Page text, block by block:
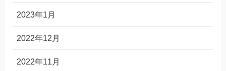
2023年1月
2022年12月
2022年11月